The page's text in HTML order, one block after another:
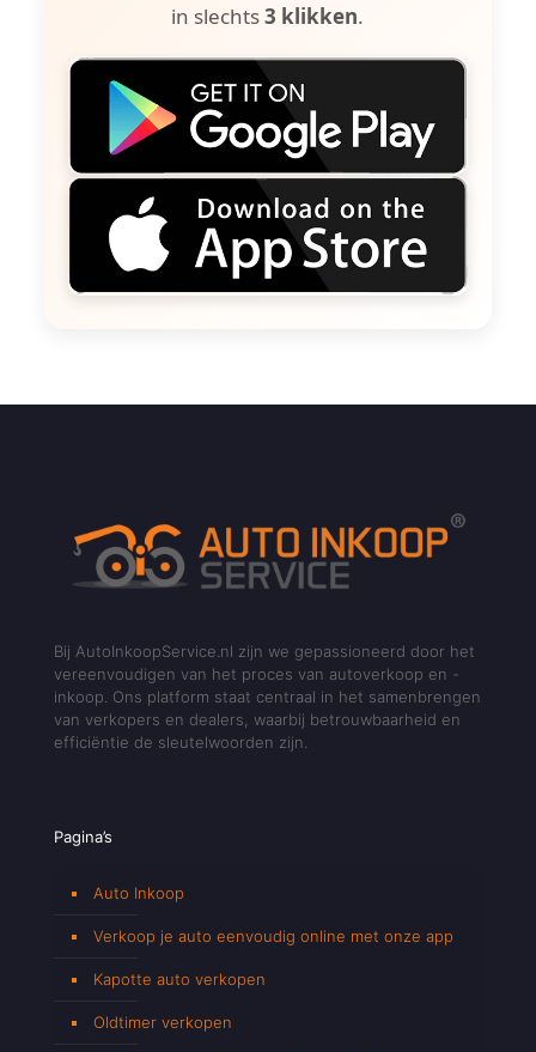
in slechts3 klikken.
Bij AutoInkoopService.nl zijn we gepassioneerd door het
vereenvoudigen van het proces van autoverkoop en -
inkoop. Ons platform staat centraal in het samenbrengen
van verkopers en dealers, waarbij betrouwbaarheid en
efficiëntie de sleutelwoorden zijn.
Pagina’s
Auto Inkoop
Verkoop je auto eenvoudig online met onze app
Kapotte auto verkopen
Oldtimer verkopen